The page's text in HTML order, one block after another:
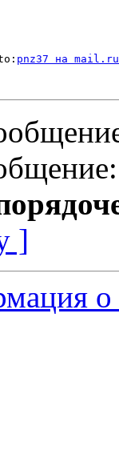
pnz37 на mail.ru
]
о